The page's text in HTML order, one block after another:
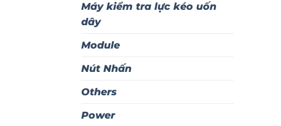
Máy kiểm tra lực kéo uốn
dây
Module
Nút Nhấn
Others
Power